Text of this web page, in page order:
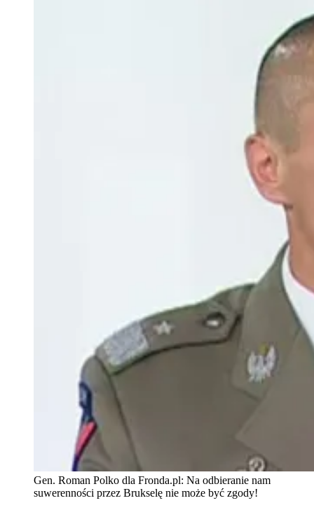
Gen. Roman Polko dla Fronda.pl: Na odbieranie nam
suwerenności przez Brukselę nie może być zgody!